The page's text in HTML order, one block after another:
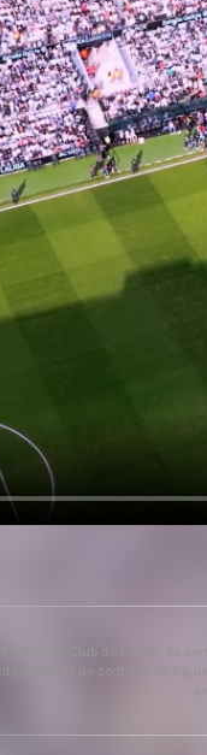
Valencia Club de Fútbol. Se
además de contener el